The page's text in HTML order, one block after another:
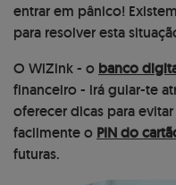
entrar em pânico!
para resolver esta
O WiZink - o banco
financeiro - irá guiar-te
oferecer dicas para
facilmente o PIN do
futuras.